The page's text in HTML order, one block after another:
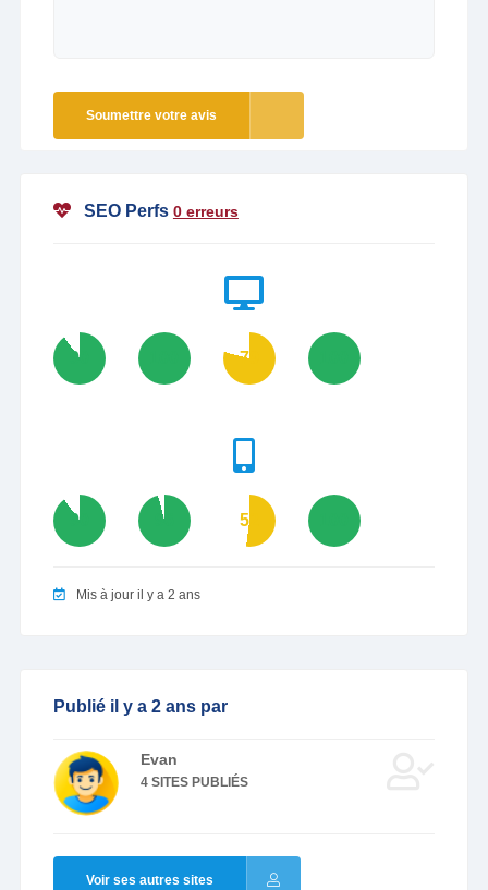
Soumettre votre avis
SEO Perfs 0 erreurs
90 79
90 96 52
Mis à jour il y a 2 ans
Publié il y a 2 ans par
Evan
4 SITES PUBLIÉS
Voir ses autres sites